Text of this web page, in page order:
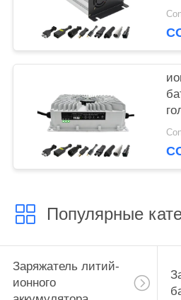
Популярные
Заряжатель литий-
ионного